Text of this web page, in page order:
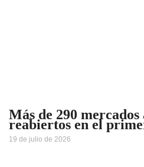
Más de 290
reabiertos en el
19 de julio de 2026